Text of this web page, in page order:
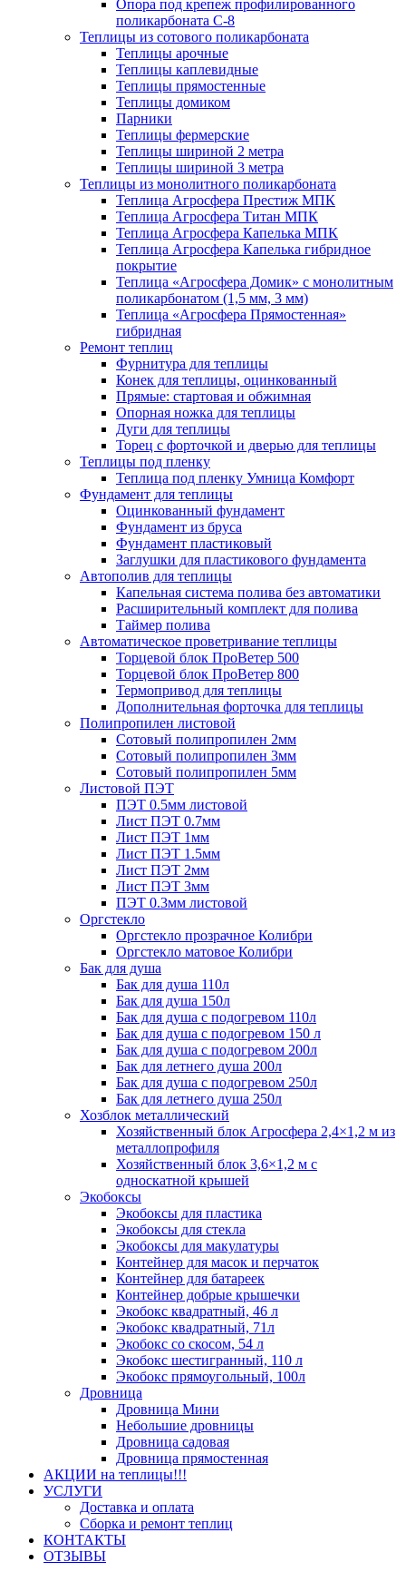
Опора под крепеж профилированного
поликарбоната С-8
Теплицы из сотового поликарбоната
Теплицы арочные
Теплицы каплевидные
Теплицы прямостенные
Теплицы домиком
Парники
Теплицы фермерские
Теплицы шириной 2 метра
Теплицы шириной 3 метра
Теплицы из монолитного поликарбоната
Теплица Агросфера Престиж МПК
Теплица Агросфера Титан МПК
Теплица Агросфера Капелька МПК
Теплица Агросфера Капелька гибридное
покрытие
Теплица «Агросфера Домик» с монолитным
поликарбонатом (1,5 мм, 3 мм)
Теплица «Агросфера Прямостенная»
гибридная
Ремонт теплиц
Фурнитура для теплицы
Конек для теплицы, оцинкованный
Прямые: стартовая и обжимная
Опорная ножка для теплицы
Дуги для теплицы
Торец с форточкой и дверью для теплицы
Теплицы под пленку
Теплица под пленку Умница Комфорт
Фундамент для теплицы
Оцинкованный фундамент
Фундамент из бруса
Фундамент пластиковый
Заглушки для пластикового фундамента
Автополив для теплицы
Капельная система полива без автоматики
Расширительный комплект для полива
Таймер полива
Автоматическое проветривание теплицы
Торцевой блок ПроВетер 500
Торцевой блок ПроВетер 800
Термопривод для теплицы
Дополнительная форточка для теплицы
Полипропилен листовой
Сотовый полипропилен 2мм
Сотовый полипропилен 3мм
Сотовый полипропилен 5мм
Листовой ПЭТ
ПЭТ 0.5мм листовой
Лист ПЭТ 0.7мм
Лист ПЭТ 1мм
Лист ПЭТ 1.5мм
Лист ПЭТ 2мм
Лист ПЭТ 3мм
ПЭТ 0.3мм листовой
Оргстекло
Оргстекло прозрачное Колибри
Оргстекло матовое Колибри
Бак для душа
Бак для душа 110л
Бак для душа 150л
Бак для душа с подогревом 110л
Бак для душа с подогревом 150 л
Бак для душа с подогревом 200л
Бак для летнего душа 200л
Бак для душа с подогревом 250л
Бак для летнего душа 250л
Хозблок металлический
Хозяйственный блок Агросфера 2,4×1,2 м из
металлопрофиля
Хозяйственный блок 3,6×1,2 м с
односкатной крышей
Экобоксы
Экобоксы для пластика
Экобоксы для стекла
Экобоксы для макулатуры
Контейнер для масок и перчаток
Контейнер для батареек
Контейнер добрые крышечки
Экобокс квадратный, 46 л
Экобокс квадратный, 71л
Экобокс со скосом, 54 л
Экобокс шестигранный, 110 л
Экобокс прямоугольный, 100л
Дровница
Дровница Мини
Небольшие дровницы
Дровница садовая
Дровница прямостенная
АКЦИИ на теплицы!!!
УСЛУГИ
Доставка и оплата
Сборка и ремонт теплиц
КОНТАКТЫ
ОТЗЫВЫ